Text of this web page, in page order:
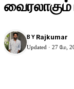
வைரலாகும்
BY Rajkumar
Updated · 27 மே,